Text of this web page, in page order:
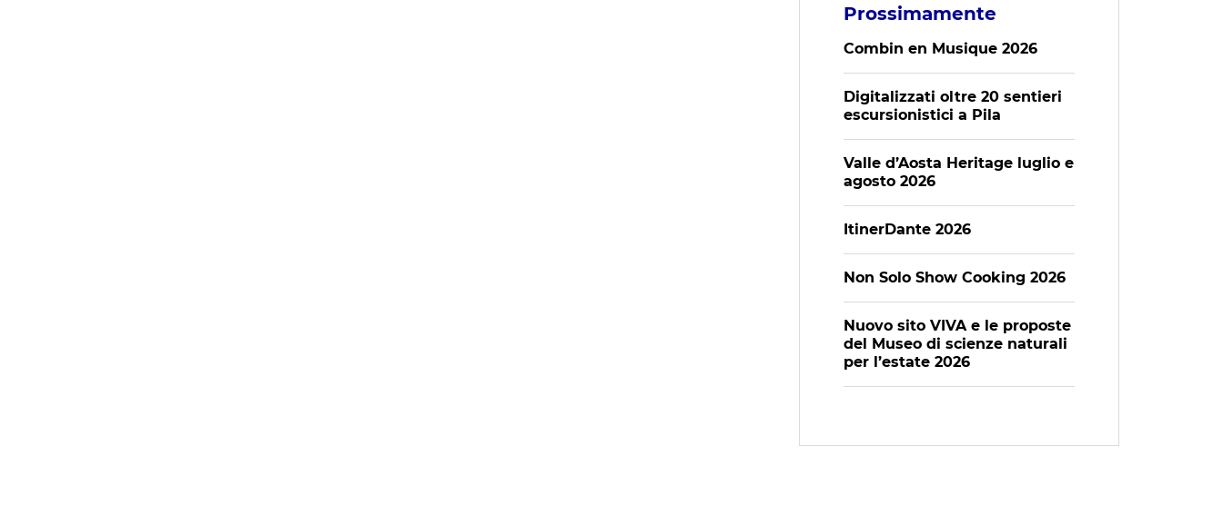
Prossimamente
Combin en Musique 2026
Digitalizzati oltre 20 sentieri
escursionistici a Pila
Valle d’Aosta Heritage luglio e
agosto 2026
ItinerDante 2026
Non Solo Show Cooking 2026
Nuovo sito VIVA e le proposte
del Museo di scienze naturali
per l’estate 2026